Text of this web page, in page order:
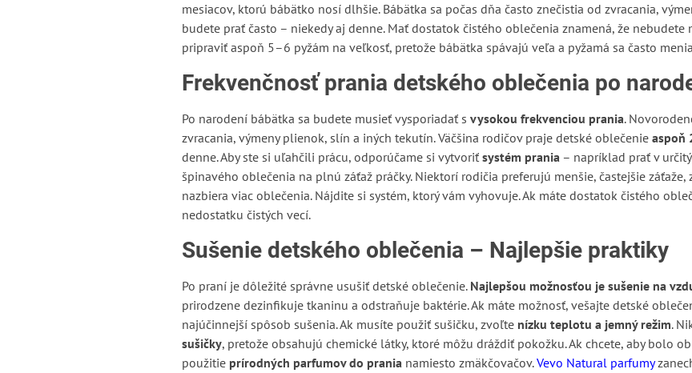
mesiacov, ktorú bábätko nosí dlhšie. Bábätka sa počas dňa často znečistia od zvracania,
budete prať často – niekedy aj denne. Mať dostatok čistého oblečenia znamená, že nebudete
pripraviť aspoň 5–6 pyžám na veľkosť, pretože bábätka spávajú veľa a pyžamá sa často
Frekvenčnosť prania detského oblečenia po
Po narodení bábätka sa budete musieť vysporiadať s vysokou frekvenciou prania.
zvracania, výmeny plienok, slín a iných tekutín. Väčšina rodičov praje detské oblečenie aspoň
denne. Aby ste si uľahčili prácu, odporúčame si vytvoriť systém prania– napríklad prať v
špinavého oblečenia na plnú záťaž práčky. Niektorí rodičia preferujú menšie, častejšie záťaže,
nazbiera viac oblečenia. Nájdite si systém, ktorý vám vyhovuje. Ak máte dostatok čistého
nedostatku čistých vecí.
Sušenie detského oblečenia – Najlepšie praktiky
Po praní je dôležité správne usušiť detské oblečenie. Najlepšou možnosťou je sušenie na
prirodzene dezinfikuje tkaninu a odstraňuje baktérie. Ak máte možnosť, vešajte detské
najúčinnejší spôsob sušenia. Ak musíte použiť sušičku, zvoľte nízku teplotu a jemný režim.
sušičky, pretože obsahujú chemické látky, ktoré môžu dráždiť pokožku. Ak chcete, aby bolo
použitie prírodných parfumov do pranianamiesto zmäkčovačov.Vevo Natural parfumy